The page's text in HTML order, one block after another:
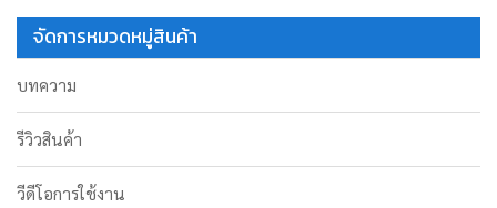
จัดการหมวดหมู่สินค้า
บทความ
รีวิวสินค้า
วีดีโอการใช้งาน